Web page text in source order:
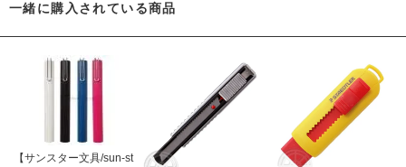
一緒に購入されている商品
【サンスター文具/sun-st